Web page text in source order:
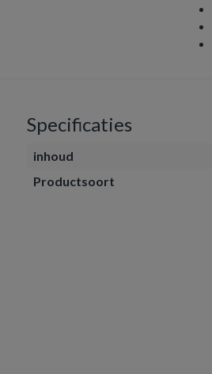
Specificaties
inhoud
Productsoort